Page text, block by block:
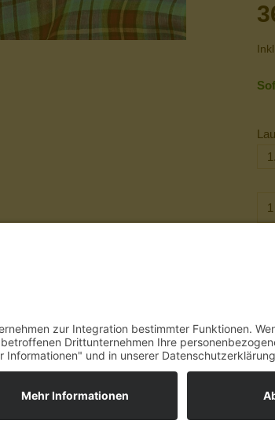
ZAHLUNGAGBSENDUNGSVERFOLGUNG